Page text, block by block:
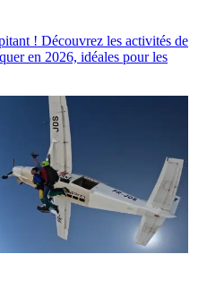
! Découvrez les activités de
en 2026, idéales pour les